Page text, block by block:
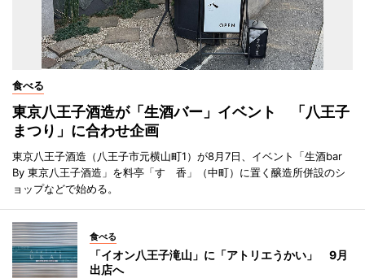
食べる
東京八王子酒造が「生酒バー」イベント 「八王子
まつり」に合わせ企画
東京八王子酒造（八王子市元横山町1）が8月7日、イベント「生酒bar
By 東京八王子酒造」を料亭「すゞ香」（中町）に置く醸造所併設のシ
ョップなどで始める。
食べる
「イオン八王子滝山」に「アトリエうかい」 9月
出店へ